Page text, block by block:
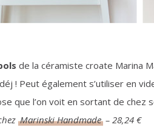
de la céramiste croate Marina
! Peut également s’utiliser en
que l’on voit en sortant de
Marinski Handmade – 28,24 €